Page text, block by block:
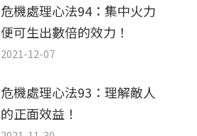
危機處理心法94：集中火力
便可生出數倍的效力！
2021-12-07
危機處理心法93：理解敵人
的正面效益！